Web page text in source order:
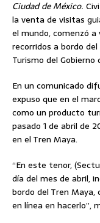
Ciudad de México.
la venta de visitas
el mundo, comenzó a
recorridos a bordo
Turismo del Gobierno
En un comunicado
expuso que en el
como un producto
pasado 1 de abril de
en el Tren Maya.
“En este tenor,
día del mes de abril,
bordo del Tren
en línea en hacerlo”,